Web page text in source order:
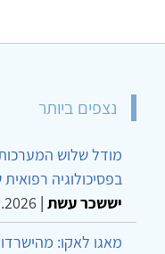
נצפים ביותר
מודל שלוש
בפסיכולוגיה
יששכר עשת |
מאגו לאקו: